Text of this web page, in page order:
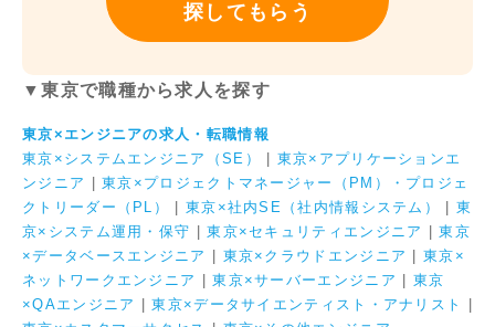
探してもらう
▼東京で職種から求人を探す
東京×エンジニアの求人・転職情報
東京×システムエンジニア（SE）
東京×アプリケーションエ
ンジニア
|東京×プロジェクトマネージャー（PM）・プロジェ
クトリーダー（PL）
東京×社内SE（社内情報システム）
東
京×システム運用・保守 |東京×セキュリティエンジニア |東京
×データベースエンジニア
東京×クラウドエンジニア |東京×
ネットワークエンジニア
|東京×サーバーエンジニア
東京
×QAエンジニア
|東京×データサイエンティスト・アナリスト